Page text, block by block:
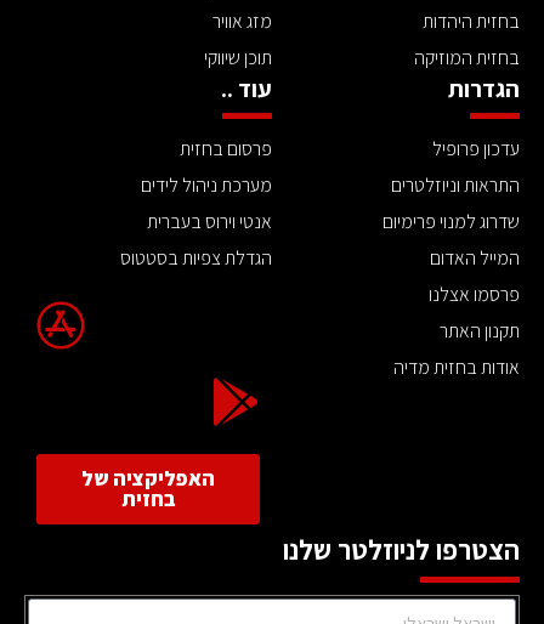
בחזית היהדות
בחזית המוזיקה
מזג אוויר
תוכן שיווקי
הגדרות
עדכון פרופיל
התראות וניוזלטרים
שדרוג למנוי פרימיום
המייל האדום
פרסמו אצלנו
תקנון האתר
אודות בחזית מדיה
עוד ..
פרסום בחזית
מערכת ניהול לידים
אנטי וירוס בעברית
הגדלת צפיות בסטטוס
האפליקציה של
בחזית
הצטרפו לניוזלטר שלנו